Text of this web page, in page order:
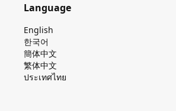
Language
English
한국어
簡体中文
繁体中文
ประเทศไทย